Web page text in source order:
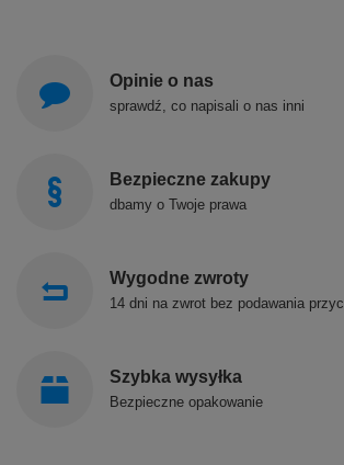
Opinie o nas
sprawdź, co napisali o nas inni
Bezpieczne zakupy
dbamy o Twoje prawa
Wygodne zwroty
14 dni na zwrot bez podawania
Szybka wysyłka
Bezpieczne opakowanie